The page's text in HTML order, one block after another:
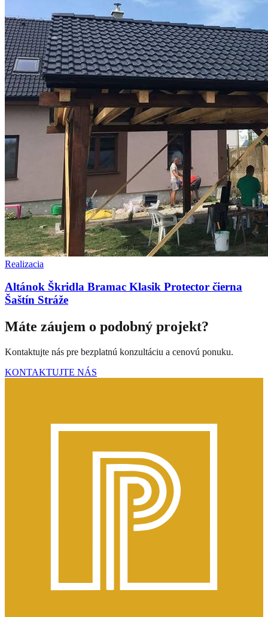
Realizacia
Altánok Škridla Bramac Klasik Protector čierna
Šaštín Stráže
Máte záujem o podobný projekt?
Kontaktujte nás pre bezplatnú konzultáciu a cenovú ponuku.
KONTAKTUJTE NÁS